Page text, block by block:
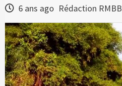
6 ans ago Rédaction RMBB